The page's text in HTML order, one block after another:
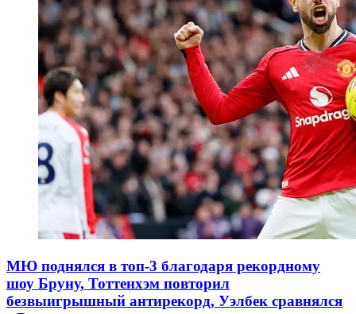
МЮ поднялся в топ-3 благодаря рекордному
шоу Бруну, Тоттенхэм повторил
безвыигрышный антирекорд, Уэлбек сравнялся